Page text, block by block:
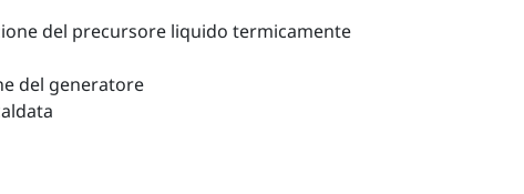
del precursore liquido termicamente
del generatore